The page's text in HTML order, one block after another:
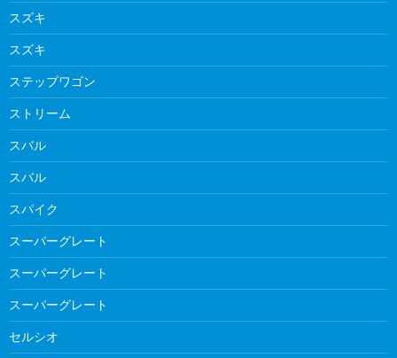
スズキ
スズキ
ステップワゴン
ストリーム
スバル
スバル
スパイク
スーパーグレート
スーパーグレート
スーパーグレート
セルシオ